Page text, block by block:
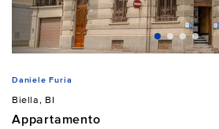
Daniele Furia
Biella, BI
Appartamento